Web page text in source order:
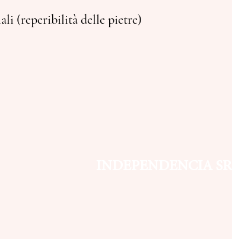
(reperibilità delle pietre)